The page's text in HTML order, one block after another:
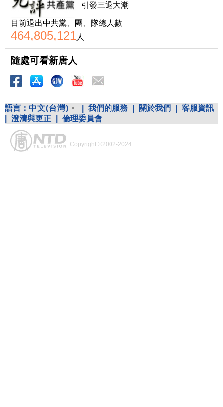
引發三退大潮
目前退出中共黨、團、隊總人數
464,805,121人
隨處可看新唐人
語言： 中文(台灣) 我們的服務 關於我們
客服資訊
澄清與更正 倫理委員會
Copyright ©2002-2024